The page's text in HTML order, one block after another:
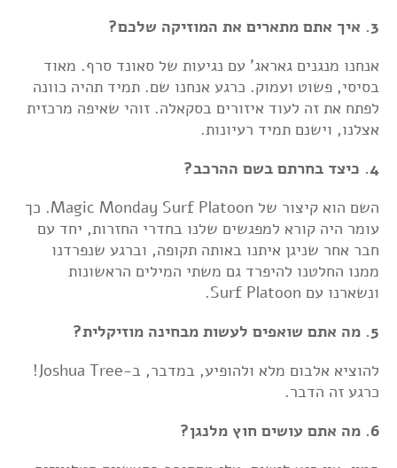
3. איך אתם מתארים את המוזיקה שלכם?
אנחנו מנגנים גאראג' עם נגיעות של סאונד סרף. מאוד
בסיסי, פשוט ועמוק. כרגע אנחנו שם. תמיד תהיה כוונה
לפתח את זה לעוד איזורים בסקאלה. זוהי שאיפה מרכזית
אצלנו, וישנם תמיד רעיונות.
4. כיצד בחרתם בשם ההרכב?
השם הוא קיצור של Magic Monday Surf Platoon. כך
עומר היה קורא למפגשים שלנו בחדרי החזרות, יחד עם
חבר אחר שניגן איתנו באותה תקופה, וברגע שנפרדנו
ממנו החלטנו להיפרד גם משתי המילים הראשונות
ונשארנו עם Surf Platoon.
5. מה אתם שואפים לעשות מבחינה מוזיקלית?
להוציא אלבום מלא ולהופיע, במדבר, ב-Joshua Tree!
כרגע זה הדבר.
6. מה אתם עושים חוץ מלנגן?